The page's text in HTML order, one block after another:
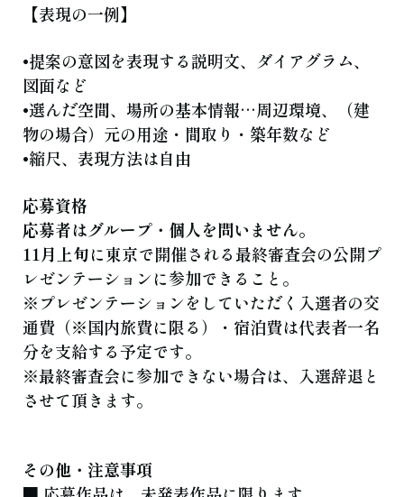
【表現の一例】
•提案の意図を表現する説明文、ダイアグラム、
図面など
•選んだ空間、場所の基本情報…周辺環境、（建
物の場合）元の用途・間取り・築年数など
•縮尺、表現方法は自由
応募資格
応募者はグループ・個人を問いません。
11月上旬に東京で開催される最終審査会の公開プ
レゼンテーションに参加できること。
※プレゼンテーションをしていただく入選者の交
通費（※国内旅費に限る）・宿泊費は代表者一名
分を支給する予定です。
※最終審査会に参加できない場合は、入選辞退と
させて頂きます。
その他・注意事項